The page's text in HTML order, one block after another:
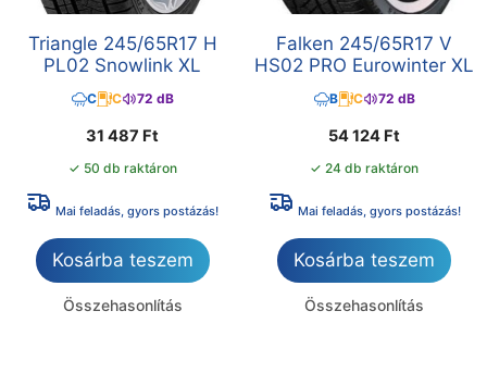
Triangle 245/65R17 H
PL02 Snowlink XL
C C 72 dB
31 487 Ft
✓ 50 db raktáron
Mai feladás, gyors postázás!
Kosárba teszem
Összehasonlítás
Falken 245/65R17 V
HS02 PRO Eurowinter XL
B C 72 dB
54 124 Ft
✓ 24 db raktáron
Mai feladás, gyors postázás!
Kosárba teszem
Összehasonlítás